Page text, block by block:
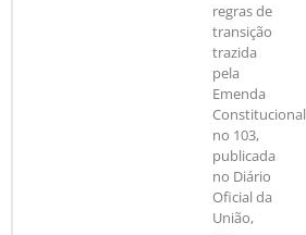
regras de
transição
trazida
pela
Emenda
Constitucional
no 103,
publicada
no Diário
Oficial da
União,